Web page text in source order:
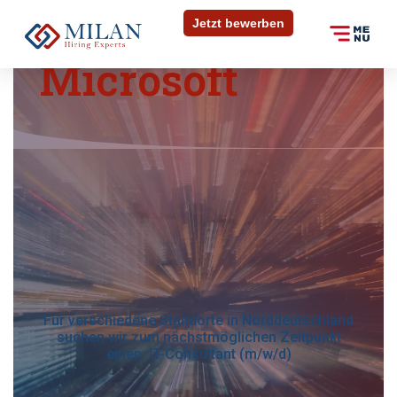
Jetzt bewerben
(m/w/d)
Microsoft
Für verschiedene Standorte in Norddeutschland
suchen wir zum nächstmöglichen Zeitpunkt
einen: IT-Consultant (m/w/d)
Bewerben Sie sich
in 30 Sekunden
In wenigen Schritten können Sie uns Ihre
Initiativbewerbung zukommen lassen. Füllen Sie das
untenstehende Formular aus und laden Sie Ihre
Dokumente hoch.
Anrede*
Vorname
Bewerben Sie sich
Sie können sich in wenigen Schritten auf die Stelle
bewerben. Füllen Sie das Formular unten aus und
laden Sie Ihre Dokumente hoch.
Anrede*
Vorname*
Nachname*